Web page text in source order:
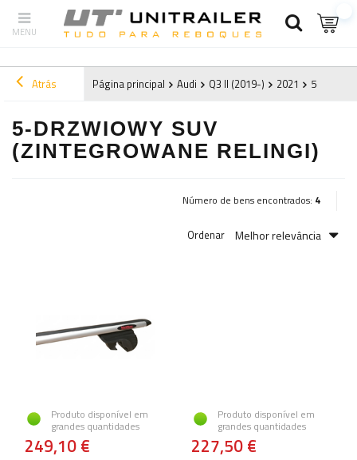
Atrás Página principal Audi Q3 II (2019-) 2021 5-
5-DRZWIOWY SUV
(ZINTEGROWANE RELINGI)
Número de bens encontrados: 4
Ordenar Melhor relevância
Produto disponível em
grandes quantidades
249,10 €
Produto disponível em
grandes quantidades
227,50 €